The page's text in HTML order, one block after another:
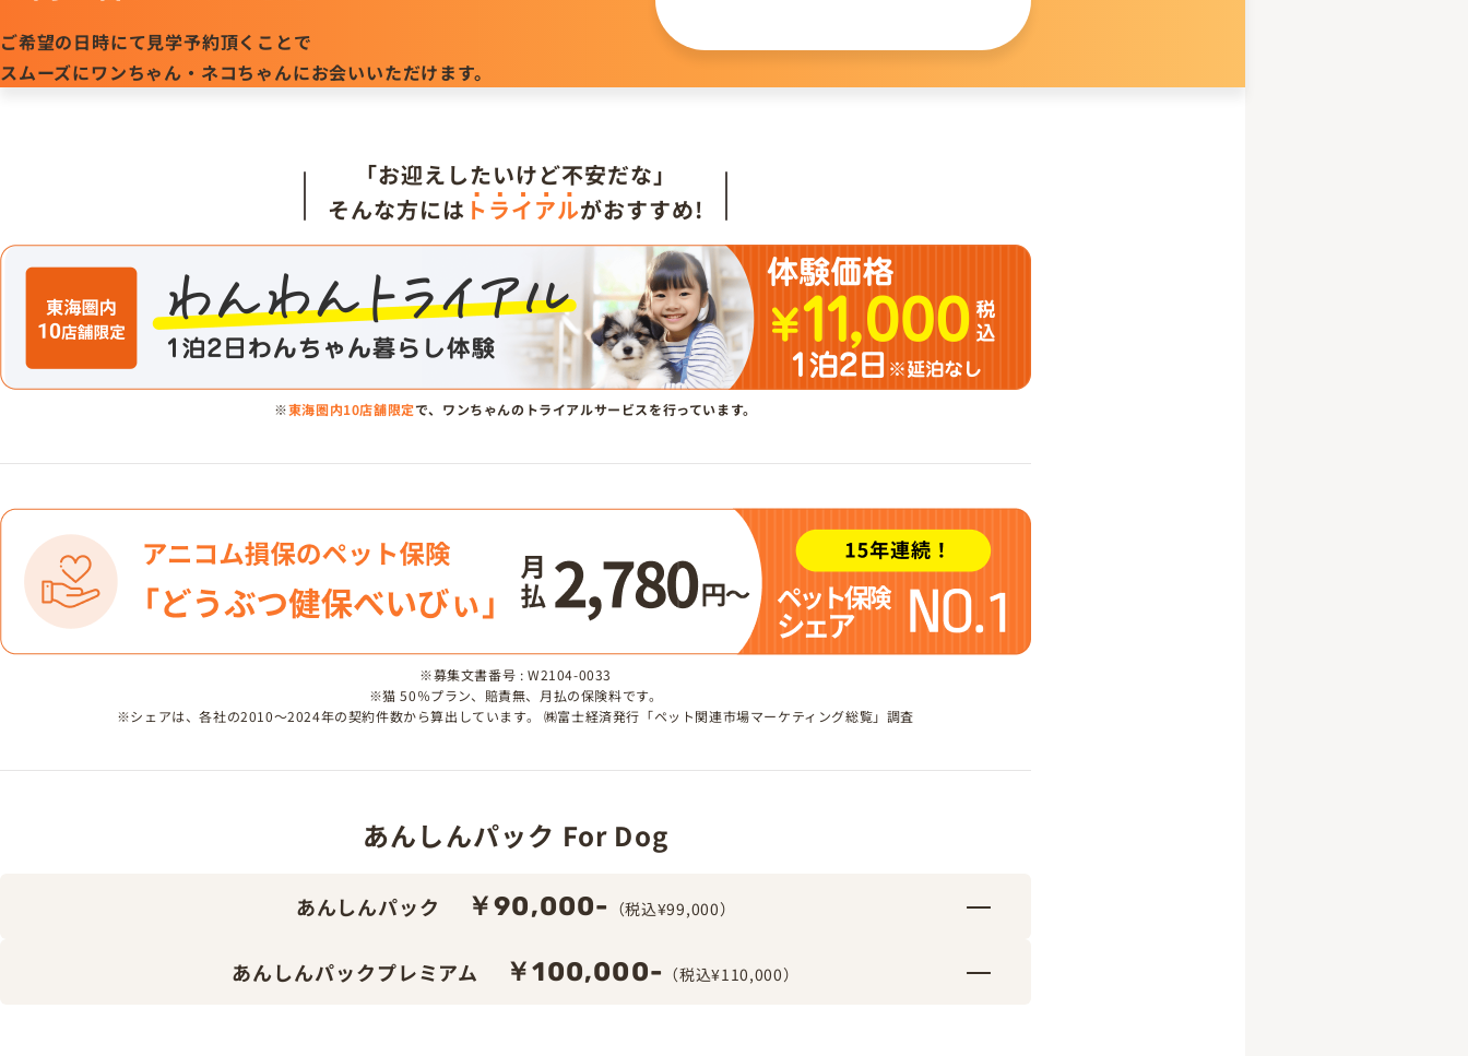
ご希望の日時にて見学予約頂くことで
スムーズにワンちゃん・ネコちゃんにお会いいただけます。
「お迎えしたいけど不安だな」
そんな方には トライアルがおすすめ!
※東海圏内10店舗限定で、ワンちゃんのトライアルサービスを行っています。
※募集文書番号 : W2104-0033
※猫 50％プラン、賠責無、月払の保険料です。
※シェアは、各社の2010～2024年の契約件数から算出しています。 ㈱富士経済発行「ペット関連市場マーケティング総覧」調査
あんしんパック For Dog
あんしんパック ￥90,000- （税込¥99,000）
あんしんパックプレミアム ￥100,000- （税込¥110,000）